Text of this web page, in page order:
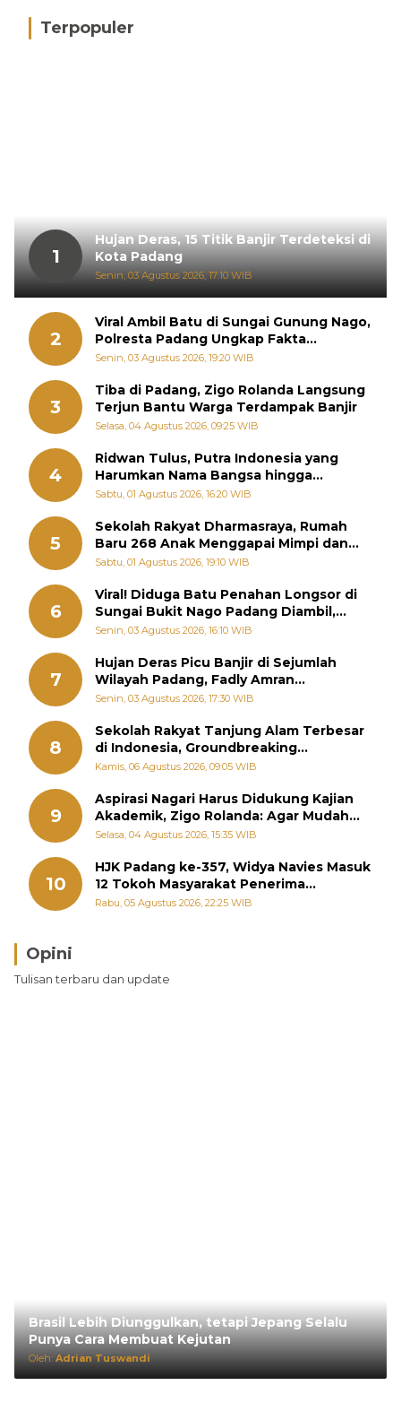
Terpopuler
1
Hujan Deras, 15 Titik Banjir Terdeteksi di
Kota Padang
Senin, 03 Agustus 2026, 17:10 WIB
2
Viral Ambil Batu di Sungai Gunung Nago,
Polresta Padang Ungkap Fakta
Sebenarnya
Senin, 03 Agustus 2026, 19:20 WIB
3
Tiba di Padang, Zigo Rolanda Langsung
Terjun Bantu Warga Terdampak Banjir
Selasa, 04 Agustus 2026, 09:25 WIB
4
Ridwan Tulus, Putra Indonesia yang
Harumkan Nama Bangsa hingga
Diabadikan dalam Buku Jepang
Sabtu, 01 Agustus 2026, 16:20 WIB
5
Sekolah Rakyat Dharmasraya, Rumah
Baru 268 Anak Menggapai Mimpi dan
Memutus Rantai Kemiskinan
Sabtu, 01 Agustus 2026, 19:10 WIB
6
Viral! Diduga Batu Penahan Longsor di
Sungai Bukit Nago Padang Diambil,
Warga Khawatir Bencana Terulang
Senin, 03 Agustus 2026, 16:10 WIB
7
Hujan Deras Picu Banjir di Sejumlah
Wilayah Padang, Fadly Amran
Perintahkan OPD Siaga
Senin, 03 Agustus 2026, 17:30 WIB
8
Sekolah Rakyat Tanjung Alam Terbesar
di Indonesia, Groundbreaking
September
Kamis, 06 Agustus 2026, 09:05 WIB
9
Aspirasi Nagari Harus Didukung Kajian
Akademik, Zigo Rolanda: Agar Mudah
Diperjuangkan di Kementerian
Selasa, 04 Agustus 2026, 15:35 WIB
10
HJK Padang ke-357, Widya Navies Masuk
12 Tokoh Masyarakat Penerima
Penghargaan Pemko Padang
Rabu, 05 Agustus 2026, 22:25 WIB
Opini
Tulisan terbaru dan update
Brasil Lebih Diunggulkan, tetapi Jepang Selalu
Punya Cara Membuat Kejutan
Oleh: Adrian Tuswandi